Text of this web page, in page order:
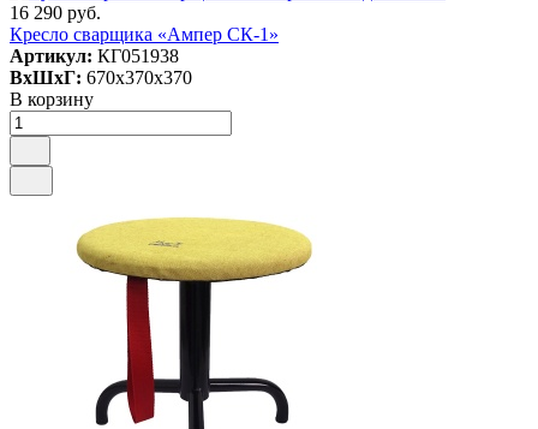
16 290 руб.
Кресло сварщика «Ампер СК-1»
Артикул: КГ051938
ВxШxГ: 670x370x370
В корзину